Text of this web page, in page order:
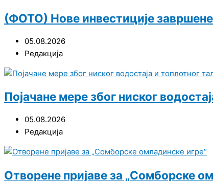
(ФОТО) Нове инвестиције
05.08.2026
Редакција
Појачане мере због ниског
05.08.2026
Редакција
Отворене пријаве за „Сомборске